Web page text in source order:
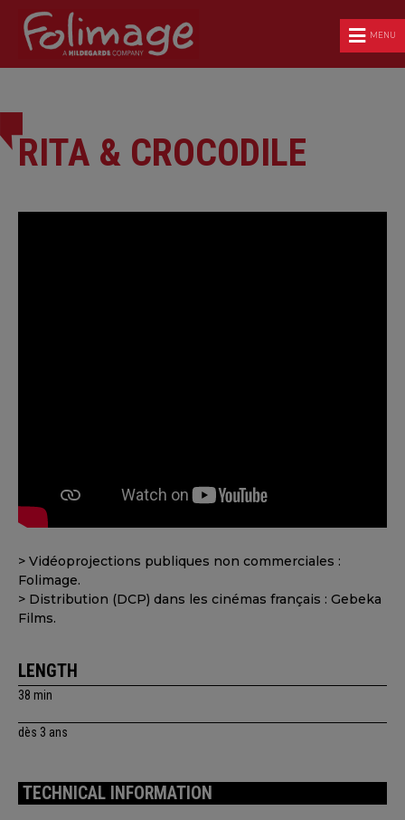
MENU
RITA & CROCODILE
> Vidéoprojections publiques non commerciales :
Folimage.
> Distribution (DCP) dans les cinémas français : Gebeka
Films.
LENGTH
38 min
dès 3 ans
TECHNICAL INFORMATION